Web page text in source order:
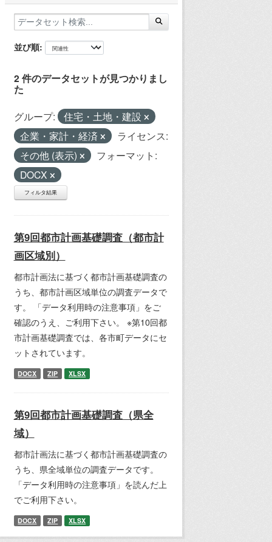
並び順
2 件のデータセットが見つかりまし
た
グループ:
住宅・土地・建設
企業・家計・経済
ライセンス:
その他 (表示)
フォーマット:
DOCX
フィルタ結果
第9回都市計画基礎調査（都市計
画区域別）
都市計画法に基づく都市計画基礎調査の
うち、都市計画区域単位の調査データで
す。 「データ利用時の注意事項」をご
確認のうえ、ご利用下さい。 ※第10回都
市計画基礎調査では、各市町データにセ
ットされています。
DOCX ZIP XLSX
第9回都市計画基礎調査（県全
域）
都市計画法に基づく都市計画基礎調査の
うち、県全域単位の調査データです。
「データ利用時の注意事項」を読んだ上
でご利用下さい。
DOCX ZIP XLSX